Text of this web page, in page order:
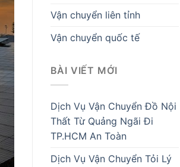
Vận chuyển liên tỉnh
Vận chuyển quốc tế
BÀI VIẾT MỚI
Dịch Vụ Vận Chuyển Đồ Nội
Thất Từ Quảng Ngãi Đi
TP.HCM An Toàn
Dịch Vụ Vận Chuyển Tỏi Lý